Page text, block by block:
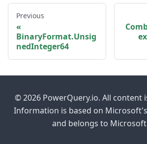
Previous
BinaryFormat.Unsig
nedInteger64
© 2026 PowerQuery.io. All content
Information is based on
and belongs to